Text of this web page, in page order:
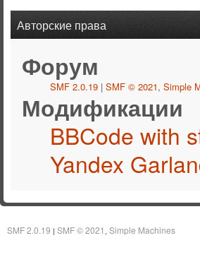
Авторские права
Форум
SMF 2.0.19| SMF © 2021, Simple
Модификации
BBCode with
Yandex
SMF 2.0.19 | SMF © 2021 Simple Machines